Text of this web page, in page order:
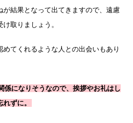
が結果となって出てきますので、遠慮
取りましょう。
てくれるような人との出会いもあり
係になりそうなので、挨拶やお礼はし
ずに。